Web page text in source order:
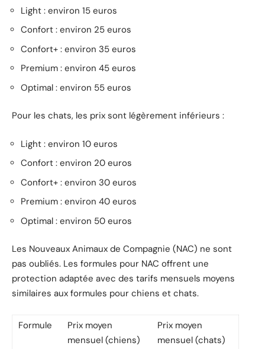
Light : environ 15 euros
Confort : environ 25 euros
Confort+ : environ 35 euros
Premium : environ 45 euros
Optimal : environ 55 euros
Pour les chats, les prix sont légèrement inférieurs :
Light : environ 10 euros
Confort : environ 20 euros
Confort+ : environ 30 euros
Premium : environ 40 euros
Optimal : environ 50 euros
Les Nouveaux Animaux de Compagnie (NAC) ne sont
pas oubliés. Les formules pour NAC offrent une
protection adaptée avec des tarifs mensuels moyens
similaires aux formules pour chiens et chats.
Formule
Prix moyen
mensuel (chiens)
Prix moyen
mensuel (chats)